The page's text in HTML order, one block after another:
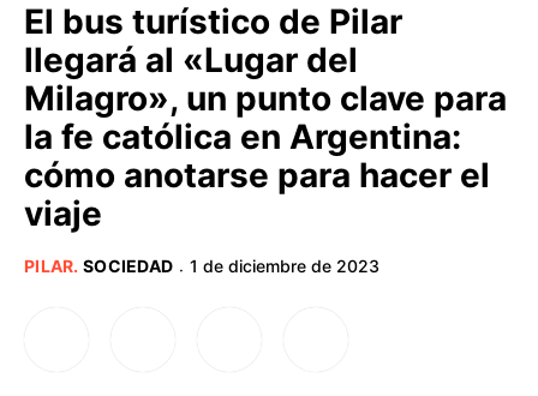
BUENOS AIRES
PROVINCIAS
ELECCIONES 2023
El bus turístico de Pilar
llegará al «Lugar del
Milagro», un punto clave para
la fe católica en Argentina:
cómo anotarse para hacer el
viaje
PILAR. SOCIEDAD · 1 de diciembre de 2023